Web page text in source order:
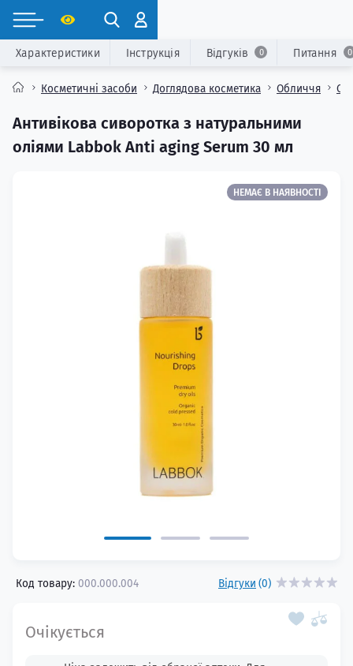
Косметичні засоби Доглядова косметика Обличчя
Антивікова сиворотка з натуральними
оліями Labbok Anti aging Serum 30 мл
Характеристики Інструкція Відгуків 0 Питання 0
НЕМАЄ В НАЯВНОСТІ
Код товару: 000.000.004 Відгуки (0)